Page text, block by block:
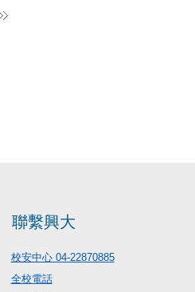
聯繫興大
校安中心 04-22870885
全校電話